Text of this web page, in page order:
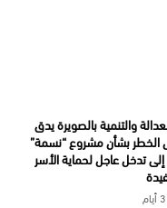
والتنمية بالصويرة يدق
الخطر بشأن مشروع “نسمة”
تدخل عاجل لحماية الأسر